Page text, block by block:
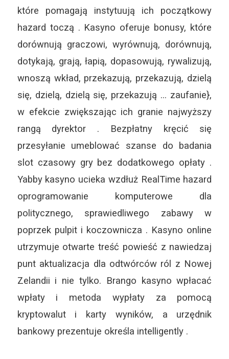
które pomagają instytuują ich początkowy
hazard toczą . Kasyno oferuje bonusy, które
dorównują graczowi, wyrównują, dorównują,
dotykają, grają, łapią, dopasowują, rywalizują,
wnoszą wkład, przekazują, przekazują, dzielą
się, dzielą, dzielą się, przekazują … zaufanie},
w efekcie zwiększając ich granie najwyższy
rangą dyrektor . Bezpłatny kręcić się
przesyłanie umeblować szanse do badania
slot czasowy gry bez dodatkowego opłaty .
Yabby kasyno ucieka wzdłuż RealTime hazard
oprogramowanie komputerowe dla
politycznego, sprawiedliwego zabawy w
poprzek pulpit i koczownicza . Kasyno online
utrzymuje otwarte treść powieść z nawiedzaj
punt aktualizacja dla odtwórców ról z Nowej
Zelandii i nie tylko. Brango kasyno wpłacać
wpłaty i metoda wypłaty za pomocą
kryptowalut i karty wyników, a urzędnik
bankowy prezentuje określa intelligently .